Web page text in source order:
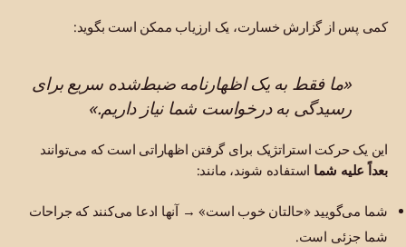
کمی پس از گزارش خسارت، یک ارزیاب ممکن است بگوید:
«ما فقط به یک اظهارنامه ضبط‌شده سریع برای
رسیدگی به درخواست شما نیاز داریم.»
این یک حرکت استراتژیک برای گرفتن اظهاراتی است که می‌توانند
بعداً علیه شما استفاده شوند، مانند:
شما می‌گویید «حالتان خوب است» → آنها ادعا می‌کنند که جراحات
شما جزئی است.